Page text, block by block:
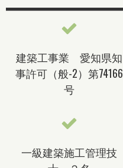
建築工事業 愛知県知
事許可（般-2）第74166
号
一級建築施工管理技